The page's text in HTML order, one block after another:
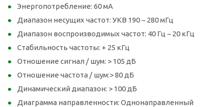
Энергопотребление: 60 мА
Диапазон несущих частот: УКВ 190 ~ 280 мГц
Диапазон воспроизводимых частот: 40 Гц ~ 20 кГц
Стабильность частоты: + 25 кГц
Отношение сигнал / шум: > 105 дБ
Отношение частота / шум:> 80 дБ
Динамический диапазон: > 100 дБ
Диаграмма направленности: Однонаправленный